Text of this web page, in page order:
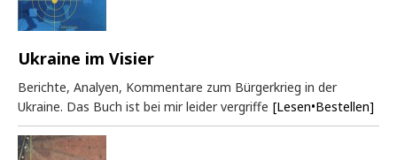
Ukraine im Visier
Berichte, Analyen, Kommentare zum Bürgerkrieg in der
Ukraine. Das Buch ist bei mir leider vergriffe [Lesen•Bestellen]